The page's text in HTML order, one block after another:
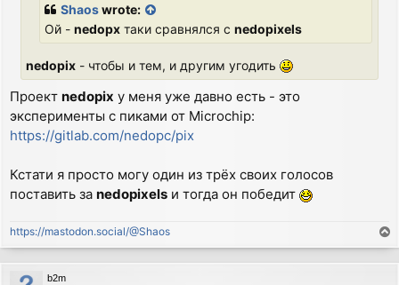
Shaoswrote:
Ой - nedopx таки сравнялся с nedopixels
nedopix - чтобы и тем, и другим угодить
Проект nedopix у меня уже давно есть - это
эксперименты с пиками от Microchip:
https://gitlab.com/nedopc/pix
Кстати я просто могу один из трёх своих голосов
поставить за nedopixels и тогда он победит
https://mastodon.social/@Shaos
o
p
b2m